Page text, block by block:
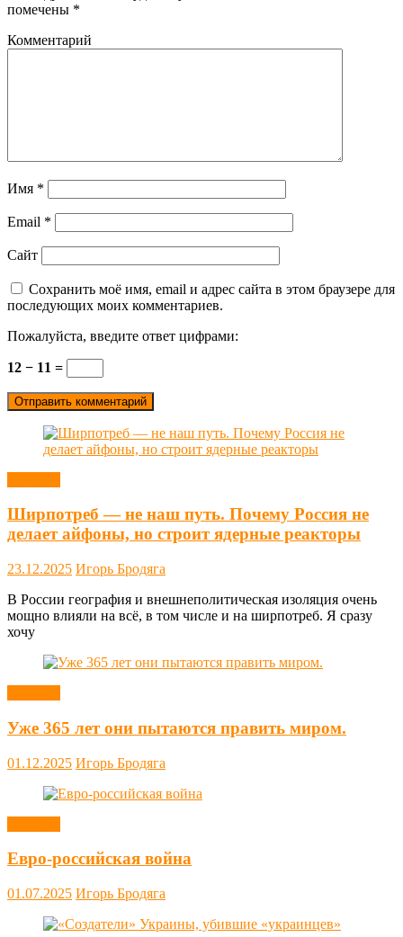
помечены *
Комментарий
Имя *
Email *
Сайт
Сохранить моё имя, email и адрес сайта в этом браузере для
последующих моих комментариев.
Пожалуйста, введите ответ цифрами:
12 − 11 =
Ширпотреб — не наш путь. Почему Россия не
делает айфоны, но строит ядерные реакторы
23.12.2025 Игорь Бродяга
В России география и внешнеполитическая изоляция очень
мощно влияли на всё, в том числе и на ширпотреб. Я сразу
хочу
Уже 365 лет они пытаются править миром.
01.12.2025 Игорь Бродяга
Евро-российская война
01.07.2025 Игорь Бродяга